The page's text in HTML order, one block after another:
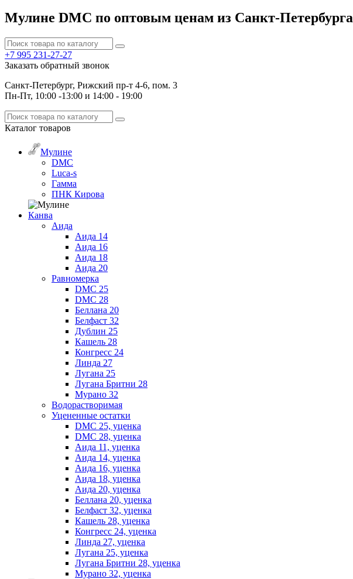
Мулине DMC по оптовым ценам из Санкт-Петербурга
+7 995 231-27-27
Заказать обратный звонок
Санкт-Петербург, Рижский пр-т 4-6, пом. 3
Пн-Пт, 10:00 -13:00 и 14:00 - 19:00
Каталог товаров
Мулине
DMC
Luca-s
Гамма
ПНК Кирова
Канва
Аида
Аида 14
Аида 16
Аида 18
Аида 20
Равномерка
DMC 25
DMC 28
Беллана 20
Белфаст 32
Дублин 25
Кашель 28
Конгресс 24
Линда 27
Лугана 25
Лугана Бритни 28
Мурано 32
Водорастворимая
Уцененные остатки
DMC 25, уценка
DMC 28, уценка
Аида 11, уценка
Аида 14, уценка
Аида 16, уценка
Аида 18, уценка
Аида 20, уценка
Беллана 20, уценка
Белфаст 32, уценка
Кашель 28, уценка
Конгресс 24, уценка
Линда 27, уценка
Лугана 25, уценка
Лугана Бритни 28, уценка
Мурано 32, уценка